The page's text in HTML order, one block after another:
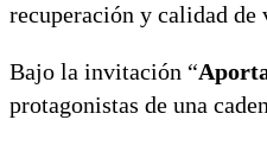
recuperación y calidad de
Bajo la invitación “
protagonistas de una